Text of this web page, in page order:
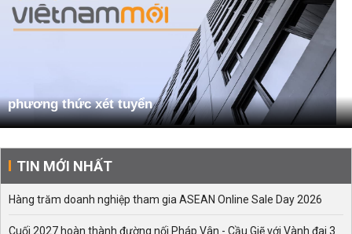
phương thức xét tuyển
TIN MỚI NHẤT
Hàng trăm doanh nghiệp tham gia ASEAN Online Sale Day 2026
Cuối 2027 hoàn thành đường nối Pháp Vân - Cầu Giẽ với Vành đai 3